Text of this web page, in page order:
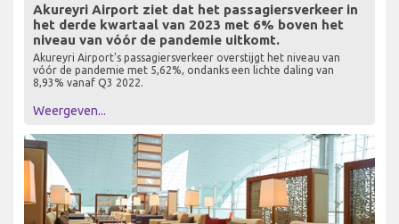
Akureyri Airport ziet dat het passagiersverkeer in
het derde kwartaal van 2023 met 6% boven het
niveau van vóór de pandemie uitkomt.
Akureyri Airport's passagiersverkeer overstijgt het niveau van
vóór de pandemie met 5,62%, ondanks een lichte daling van
8,93% vanaf Q3 2022.
Weergeven...